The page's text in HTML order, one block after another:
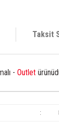
Taksit
- Outlet
: